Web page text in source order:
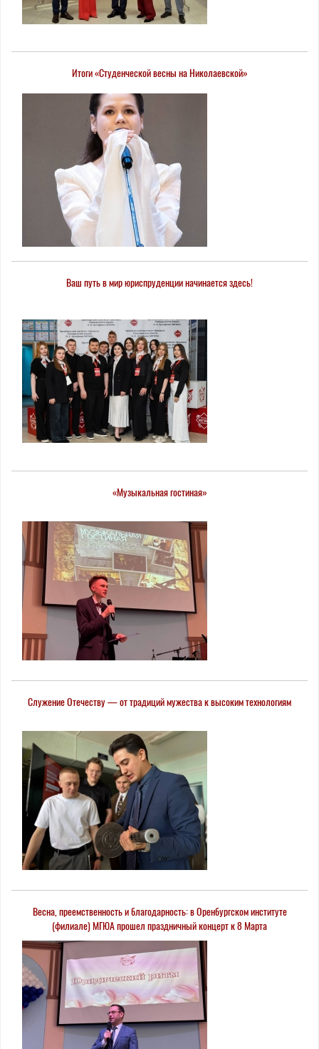
Итоги «Студенческой весны на Николаевской»
Ваш путь в мир юриспруденции начинается здесь!
«Музыкальная гостиная»
Служение Отечеству — от традиций мужества к высоким технологиям
Весна, преемственность и благодарность: в Оренбургском институте
(филиале) МГЮА прошел праздничный концерт к 8 Марта